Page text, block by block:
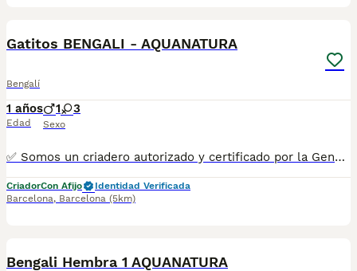
Gatitos BENGALI - AQUANATURA
Bengalí
1 años
Edad
1 3
Sexo
✅ Somos un criadero autorizado y certificado por la Generalitat de Catalunya. ☎️ 933095977 📱 685878504 / 674320847 💻 www.aquanatura.es 🚙 Hacemos envíos 📌 Calle Roger de Flor 45, muy cerca del Arc de Triomf de Barcelona, de Lunes a Sábados, desde las 10h hasta las 20:00h. Se entregan con la mayoría de sus vacunas, desparasitados interna y externamente, con microchip y su registro, cartilla sanitaria y contrato de garantías, bajo la supervisión de nuestro equipo veterinario.
CriadorCon Afijo
Identidad Verificada
Barcelona, Barcelona (5km)
Bengali Hembra 1 AQUANATURA